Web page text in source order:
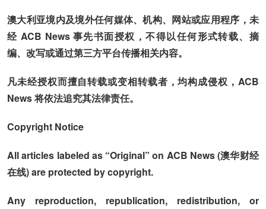
澳大利亚境内及境外任何媒体、机构、网站或应用程序，未
经 ACB News 事先书面授权，不得以任何形式转载、摘
编、改写或通过第三方平台传播相关内容。
凡未经授权而擅自转载或变相转载者，均构成侵权，ACB
News 将依法追究其法律责任。
Copyright Notice
All articles labeled as “Original” on ACB News (澳华财经
在线) are protected by copyright.
Any reproduction, republication, redistribution, or